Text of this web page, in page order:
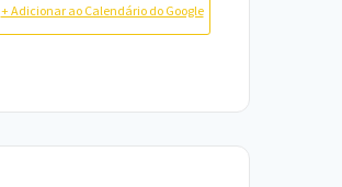
+ Adicionar ao Calendário do Google